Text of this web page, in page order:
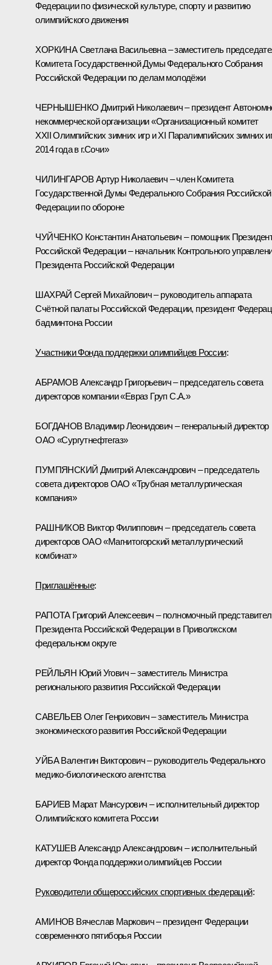
Федерации по физической культуре, спорту и развитию
олимпийского движения
ХОРКИНА Светлана Васильевна – заместитель
Комитета Государственной Думы Федерального Собрания
Российской Федерации по делам молодёжи
ЧЕРНЫШЕНКО Дмитрий Николаевич – президент
некоммерческой организации «Организационный комитет
XXII Олимпийских зимних игр и XI Паралимпийских зимних
2014 года в г.Сочи»
ЧИЛИНГАРОВ Артур Николаевич – член Комитета
Государственной Думы Федерального Собрания Российской
Федерации по обороне
ЧУЙЧЕНКО Константин Анатольевич – помощник
Российской Федерации – начальник Контрольного
Президента Российской Федерации
ШАХРАЙ Сергей Михайлович – руководитель аппарата
Счётной палаты Российской Федерации, президент
бадминтона России
Участники Фонда поддержки олимпийцев России:
АБРАМОВ Александр Григорьевич – председатель совета
директоров компании «Евраз Груп С.А.»
БОГДАНОВ Владимир Леонидович – генеральный директор
ОАО «Сургутнефтегаз»
ПУМПЯНСКИЙ Дмитрий Александрович – председатель
совета директоров ОАО «Трубная металлургическая
компания»
РАШНИКОВ Виктор Филиппович – председатель совета
директоров ОАО «Магнитогорский металлургический
комбинат»
Приглашённые:
РАПОТА Григорий Алексеевич – полномочный
Президента Российской Федерации в Приволжском
федеральном округе
РЕЙЛЬЯН Юрий Угович – заместитель Министра
регионального развития Российской Федерации
САВЕЛЬЕВ Олег Генрихович – заместитель Министра
экономического развития Российской Федерации
УЙБА Валентин Викторович – руководитель Федерального
медико-биологического агентства
БАРИЕВ Марат Мансурович – исполнительный директор
Олимпийского комитета России
КАТУШЕВ Александр Александрович – исполнительный
директор Фонда поддержки олимпийцев России
Руководители общероссийских спортивных федераций:
АМИНОВ Вячеслав Маркович – президент Федерации
современного пятиборья России